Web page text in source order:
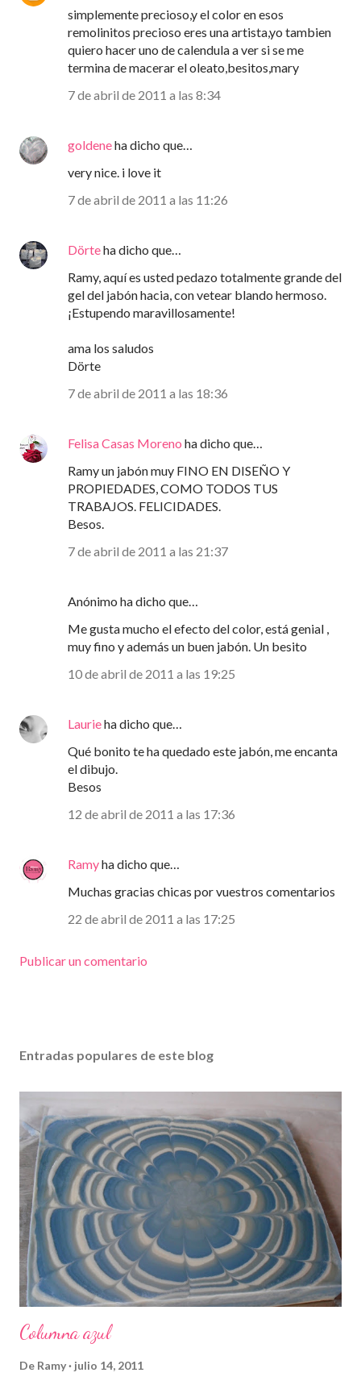
simplemente precioso,y el color en esos
remolinitos precioso eres una artista,yo tambien
quiero hacer uno de calendula a ver si se me
termina de macerar el oleato,besitos,mary
7 de abril de 2011 a las 8:34
goldeneha dicho que…
very nice. i love it
7 de abril de 2011 a las 11:26
Dörteha dicho que…
Ramy, aquí es usted pedazo totalmente grande del
gel del jabón hacia, con vetear blando hermoso.
¡Estupendo maravillosamente!
ama los saludos
Dörte
7 de abril de 2011 a las 18:36
Felisa Casas Moreno ha dicho que…
Ramy un jabón muy FINO EN DISEÑO Y
PROPIEDADES, COMO TODOS TUS
TRABAJOS. FELICIDADES.
Besos.
7 de abril de 2011 a las 21:37
Anónimo ha dicho que…
Me gusta mucho el efecto del color, está genial ,
muy fino y además un buen jabón. Un besito
10 de abril de 2011 a las 19:25
Laurieha dicho que…
Qué bonito te ha quedado este jabón, me encanta
el dibujo.
Besos
12 de abril de 2011 a las 17:36
Ramyha dicho que…
Muchas gracias chicas por vuestros comentarios
22 de abril de 2011 a las 17:25
Publicar un comentario
Entradas populares de este blog
Columna azul
De Ramy julio 14, 2011